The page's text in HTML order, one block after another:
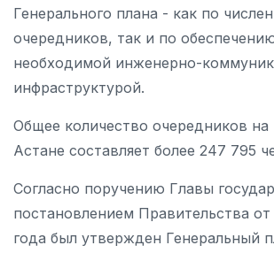
Генерального плана - как по
очередников, так и по
необходимой инженерно-
инфраструктурой.
Общее количество очередников
Астане составляет более 247 795
Согласно поручению Главы
постановлением Правительства от
года был утвержден Генеральный